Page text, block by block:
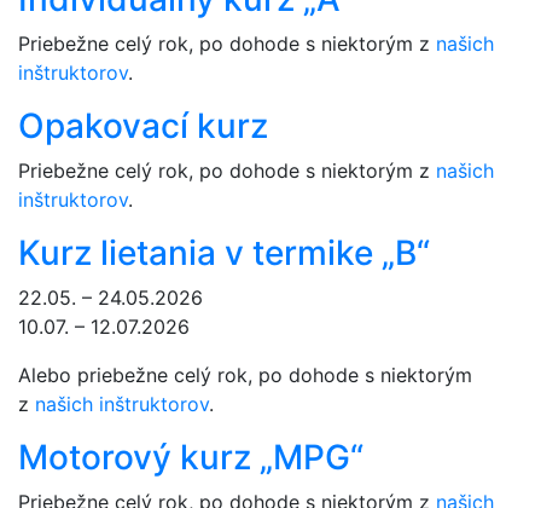
Priebežne celý rok, po dohode s niektorým z našich
inštruktorov.
Opakovací kurz
Priebežne celý rok, po dohode s niektorým z našich
inštruktorov.
Kurz lietania v termike „B“
22.05. – 24.05.2026
10.07. – 12.07.2026
Alebo priebežne celý rok, po dohode s niektorým
z našich inštruktorov.
Motorový kurz „MPG“
Priebežne celý rok, po dohode s niektorým z našich